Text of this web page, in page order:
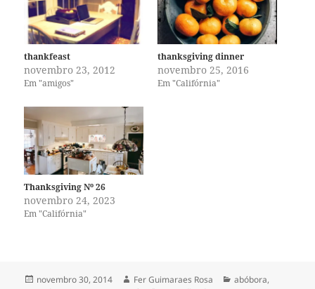
thankfeast
novembro 23, 2012
Em "amigos"
thanksgiving dinner
novembro 25, 2016
Em "Califórnia"
Thanksgiving Nº 26
novembro 24, 2023
Em "Califórnia"
Publicado
novembro 30, 2014 Autor
Fer Guimaraes Rosa Categorias
abóbora,